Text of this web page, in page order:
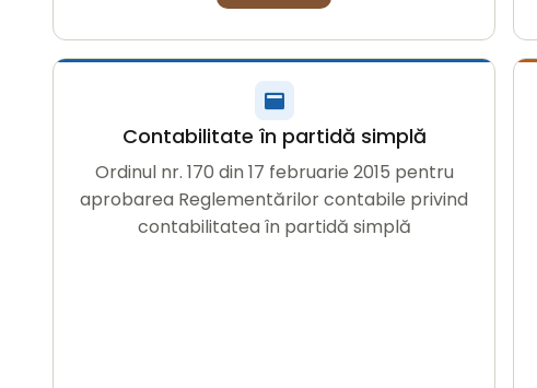
Contabilitate în partidă simplă
Ordinul nr. 170 din 17 februarie 2015 pentru
aprobarea Reglementărilor contabile privind
contabilitatea în partidă simplă